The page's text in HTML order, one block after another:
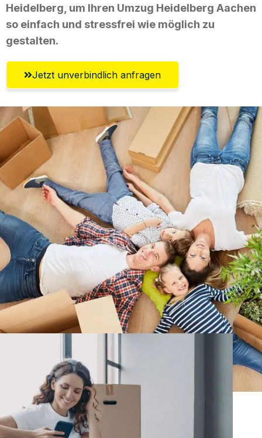
Heidelberg, um Ihren Umzug Heidelberg Aachen
so einfach und stressfrei wie möglich zu
gestalten.
Jetzt unverbindlich anfragen